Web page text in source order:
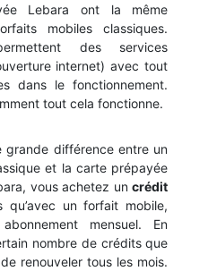
Lebara ont la même
mobiles classiques.
des services
internet) avec tout
dans le fonctionnement.
tout cela fonctionne.
grande différence entre un
et la carte prépayée
vous achetez uncrédit
qu’avec un forfait mobile,
mensuel. En
nombre de crédits que
renouveler tous les mois.